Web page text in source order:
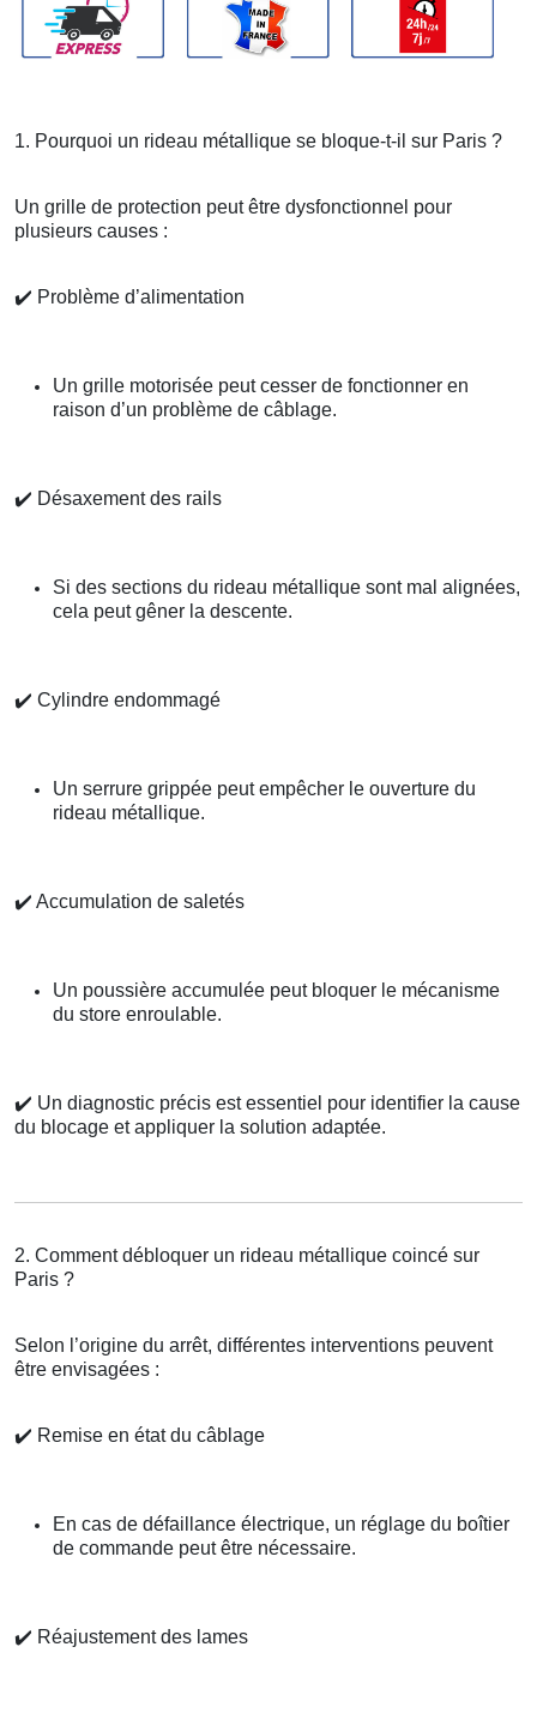
1. Pourquoi un rideau métallique se bloque-t-il sur Paris ?
Un grille de protection peut être dysfonctionnel pour
plusieurs causes :
✔️ Problème d’alimentation
Un grille motorisée peut cesser de fonctionner en
raison d’un problème de câblage.
✔️ Désaxement des rails
Si des sections du rideau métallique sont mal alignées,
cela peut gêner la descente.
✔️ Cylindre endommagé
Un serrure grippée peut empêcher le ouverture du
rideau métallique.
✔️ Accumulation de saletés
Un poussière accumulée peut bloquer le mécanisme
du store enroulable.
✔️ Un diagnostic précis est essentiel pour identifier la cause
du blocage et appliquer la solution adaptée.
2. Comment débloquer un rideau métallique coincé sur
Paris ?
Selon l’origine du arrêt, différentes interventions peuvent
être envisagées :
✔️ Remise en état du câblage
En cas de défaillance électrique, un réglage du boîtier
de commande peut être nécessaire.
✔️ Réajustement des lames